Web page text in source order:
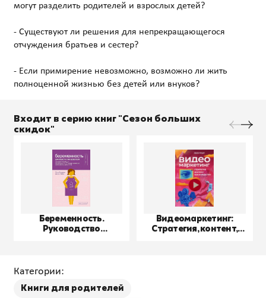
могут разделить родителей и взрослых детей?
- Существуют ли решения для непрекращающегося
отчуждения братьев и сестер?
- Если примирение невозможно, возможно ли жить
полноценной жизнью без детей или внуков?
Входит в серию книг "Сезон больших
скидок"
Беременность.
Руководство
Видеомаркетинг:
Стратегия, контент,
Категории:
Книги для родителей